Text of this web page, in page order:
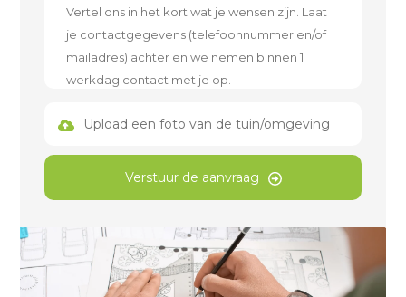
Upload een foto van de tuin/omgeving
Verstuur de aanvraag